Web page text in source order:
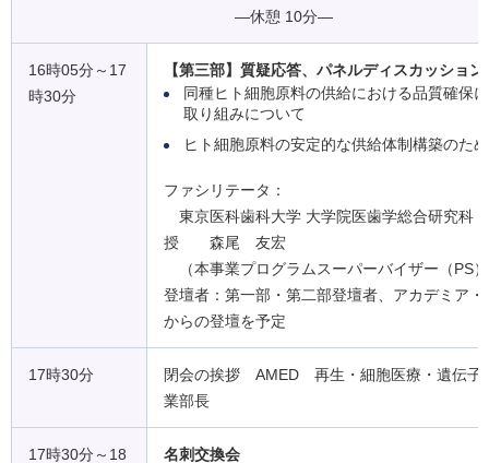
―休憩 10分―
16時05分～17
時30分
【第三部】質疑応答、パネルディスカッション
同種ヒト細胞原料の供給における品質確保
取り組みについて
ヒト細胞原料の安定的な供給体制構築のた
ファシリテータ：
東京医科歯科大学 大学院医歯学総合研究科
授 森尾 友宏
（本事業プログラムスーパーバイザー（PS
登壇者：第一部・第二部登壇者、アカデミア・
からの登壇を予定
17時30分
閉会の挨拶 AMED 再生・細胞医療・遺伝子
業部長
17時30分～18 名刺交換会